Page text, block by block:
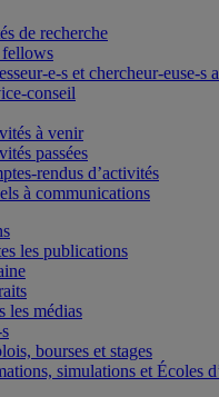
de recherche
e-s et chercheur-euse-s
conseil
à venir
passées
rendus d’activités
à communications
les publications
les médias
bourses et stages
simulations et Écoles